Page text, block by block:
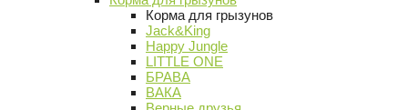
Корма для грызунов
Jack&King
Happy Jungle
LITTLE ONE
БРАВА
ВАКА